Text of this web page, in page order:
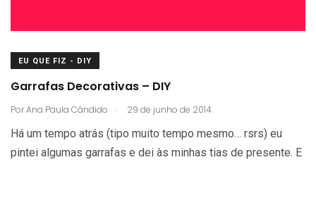
EU QUE FIZ - DIY
Garrafas Decorativas – DIY
PorAna Paula Cândido . 29 de junho de 2014
Há um tempo atrás (tipo muito tempo mesmo… rsrs) eu
pintei algumas garrafas e dei às minhas tias de presente. E